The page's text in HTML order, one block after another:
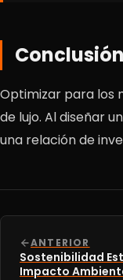
Conclusión
Optimizar para los
de lujo. Al diseñar
una relación de
ANTERIOR
Sostenibilidad
Impacto